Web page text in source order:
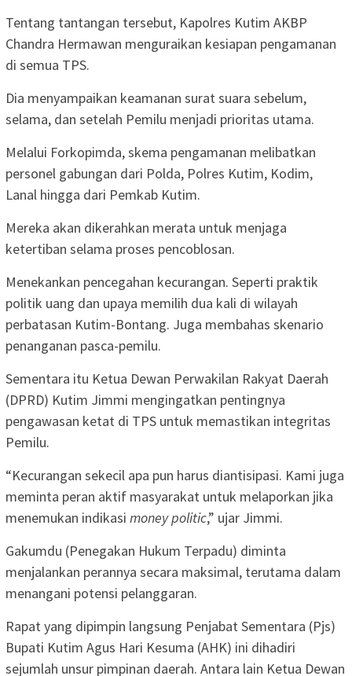
Tentang tantangan tersebut, Kapolres Kutim AKBP
Chandra Hermawan menguraikan kesiapan pengamanan
di semua TPS.
Dia menyampaikan keamanan surat suara sebelum,
selama, dan setelah Pemilu menjadi prioritas utama.
Melalui Forkopimda, skema pengamanan melibatkan
personel gabungan dari Polda, Polres Kutim, Kodim,
Lanal hingga dari Pemkab Kutim.
Mereka akan dikerahkan merata untuk menjaga
ketertiban selama proses pencoblosan.
Menekankan pencegahan kecurangan. Seperti praktik
politik uang dan upaya memilih dua kali di wilayah
perbatasan Kutim-Bontang. Juga membahas skenario
penanganan pasca-pemilu.
Sementara itu Ketua Dewan Perwakilan Rakyat Daerah
(DPRD) Kutim Jimmi mengingatkan pentingnya
pengawasan ketat di TPS untuk memastikan integritas
Pemilu.
“Kecurangan sekecil apa pun harus diantisipasi. Kami juga
meminta peran aktif masyarakat untuk melaporkan jika
menemukan indikasi money politic,” ujar Jimmi.
Gakumdu (Penegakan Hukum Terpadu) diminta
menjalankan perannya secara maksimal, terutama dalam
menangani potensi pelanggaran.
Rapat yang dipimpin langsung Penjabat Sementara (Pjs)
Bupati Kutim Agus Hari Kesuma (AHK) ini dihadiri
sejumlah unsur pimpinan daerah. Antara lain Ketua Dewan